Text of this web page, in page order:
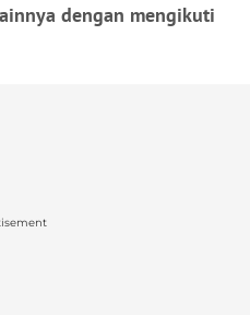
dengan mengikuti